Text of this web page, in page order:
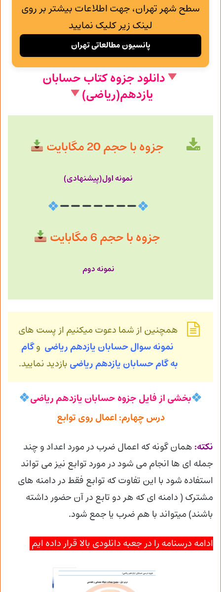
سطح شهر تهران، جهت اطلاعات بیشتر بر روی
لینک زیر کلیک نمایید
پانسیون مطالعاتی تهران
دانلود جزوه کتاب حسابان
یازدهم(ریاضی)
جزوه با حجم 20 مگابایت
نمونه اول(پیشنهادی)
جزوه با حجم 6 مگابایت
نمونه دوم
همچنین از شما دعوت میکنیم از پست های
نمونه سوال حسابان یازدهم ریاضی وگام
به گام حسابان یازدهم ریاضی بازدید نمایید.
بخشی از فایل جزوه حسابان یازدهم ریاضی
درس چهارم: اعمال روی توابع
نکته: همان گونه که اعمال ضرب در مورد اعداد و چند
جمله ای ها انجام می شود در مورد توابع نیز می تواند
استفاده شود با این تفاوت که توابع فقط در دامنه های
مشترک ( دامنه ای که هر دو تابع در آن حضور داشته
باشند) میتواند با هم ضرب یا جمع شود.
ادامه درسنامه را در جعبه دانلودی بالا قرار داده ایم